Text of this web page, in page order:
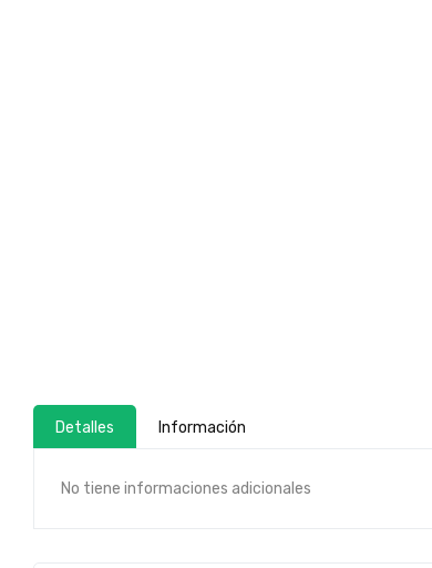
Detalles Información
No tiene informaciones adicionales